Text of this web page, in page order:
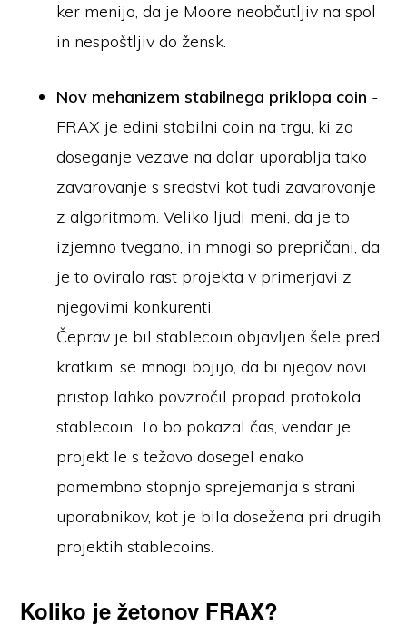
ker menijo, da je Moore neobčutljiv na spol
in nespoštljiv do žensk.
Nov mehanizem stabilnega priklopa coin -
FRAX je edini stabilni coin na trgu, ki za
doseganje vezave na dolar uporablja tako
zavarovanje s sredstvi kot tudi zavarovanje
z algoritmom. Veliko ljudi meni, da je to
izjemno tvegano, in mnogi so prepričani, da
je to oviralo rast projekta v primerjavi z
njegovimi konkurenti.
Čeprav je bil stablecoin objavljen šele pred
kratkim, se mnogi bojijo, da bi njegov novi
pristop lahko povzročil propad protokola
stablecoin. To bo pokazal čas, vendar je
projekt le s težavo dosegel enako
pomembno stopnjo sprejemanja s strani
uporabnikov, kot je bila dosežena pri drugih
projektih stablecoins.
Koliko je žetonov FRAX?